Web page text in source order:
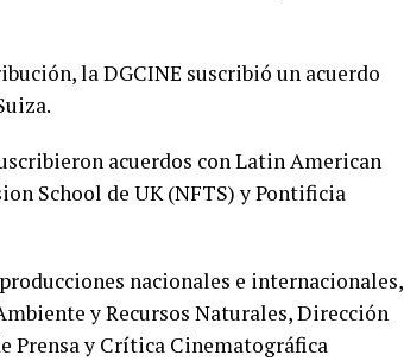
la DGCINE suscribió un acuerdo
acuerdos con Latin American
School de UK (NFTS) y Pontificia
nacionales e internacionales,
y Recursos Naturales, Dirección
Prensa y Crítica Cinematográfica